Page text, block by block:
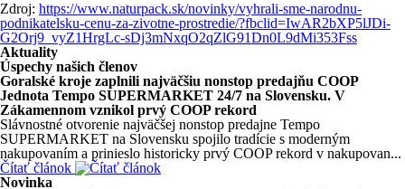
Zdroj: https://www.naturpack.sk/novinky/vyhrali-sme-narodnu-
podnikatelsku-cenu-za-zivotne-prostredie/?fbclid=IwAR2bXP5lJDi-
G2Orj9_vyZ1HrgLc-sDj3mNxqO2qZlG91Dn0L9dMi353Fss
Aktuality
Úspechy našich členov
Goralské kroje zaplnili najväčšiu nonstop predajňu COOP
Jednota Tempo SUPERMARKET 24/7 na Slovensku. V
Zákamennom vznikol prvý COOP rekord
Slávnostné otvorenie najväčšej nonstop predajne Tempo
SUPERMARKET na Slovensku spojilo tradície s moderným
nakupovaním a prinieslo historicky prvý COOP rekord v nakupovan...
Čítať článok
Novinka